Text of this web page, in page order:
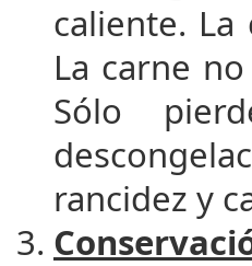
caliente.
La carne
Sólo
rancidez y